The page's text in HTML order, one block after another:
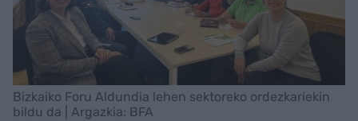
Bizkaiko Foru Aldundia lehen sektoreko ordezkariekin
bildu da | Argazkia: BFA